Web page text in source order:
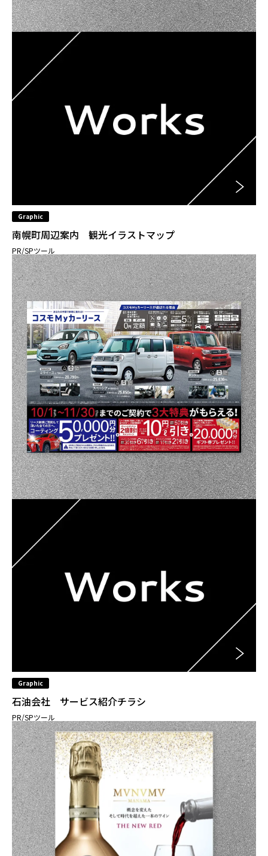
Graphic
南幌町周辺案内 観光イラストマップ
PR/SPツール
Graphic
石油会社 サービス紹介チラシ
PR/SPツール